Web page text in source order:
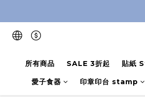
所有商品
SALE 3折起 貼紙
愛子食器 印章印台 stamp